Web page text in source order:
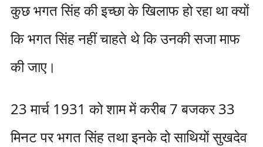
कुछ भगत सिंह की इच्छा के खिलाफ हो रहा था क्यों
कि भगत सिंह नहीं चाहते थे कि उनकी सजा माफ
की जाए।
23 मार्च 1931 को शाम में करीब 7 बजकर 33
मिनट पर भगत सिंह तथा इनके दो साथियों सुखदेव